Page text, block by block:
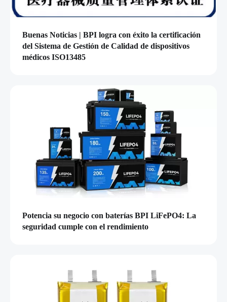
Buenas Noticias | BPI logra con éxito la certificación
del Sistema de Gestión de Calidad de dispositivos
médicos ISO13485
Potencia su negocio con baterías BPI LiFePO4: La
seguridad cumple con el rendimiento